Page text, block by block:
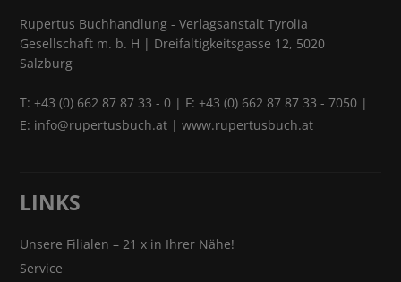
Rupertus Buchhandlung - Verlagsanstalt Tyrolia
Gesellschaft m. b. H | Dreifaltigkeitsgasse 12, 5020
Salzburg
T:+43 (0) 662 87 87 33 - 0 | F: +43 (0) 662 87 87 33 - 7050 |
E: info@rupertusbuch.at |www.rupertusbuch.at
LINKS
Unsere Filialen – 21 x in Ihrer Nähe!
Service